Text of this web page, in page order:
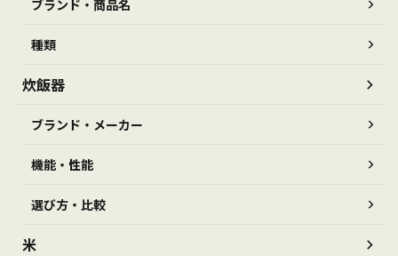
ブランド・商品名
種類
炊飯器
ブランド・メーカー
機能・性能
選び方・比較
米